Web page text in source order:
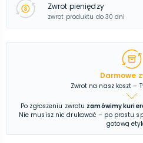
Zwrot pieniędzy
zwrot produktu do 30 dni
Darmowe
Zwrot na nasz koszt –
Po zgłoszeniu zwrotu zamówimy
Nie musisz nic drukować – po prostu
gotową